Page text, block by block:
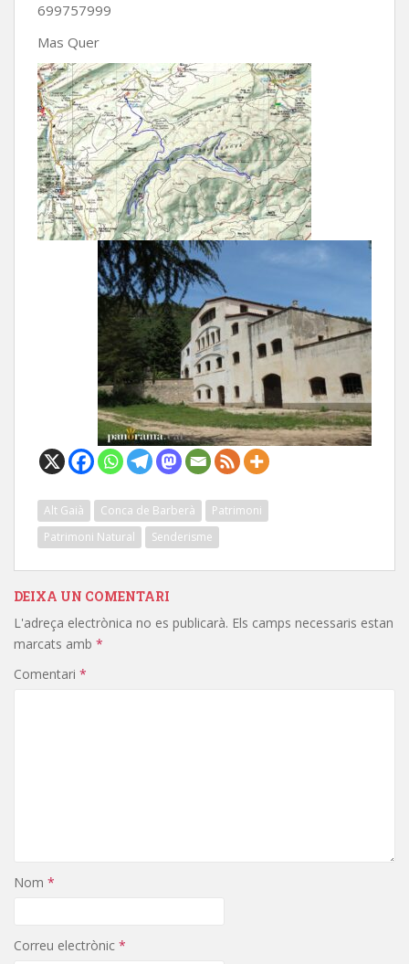
699757999
Mas Quer
Alt Gaià Conca de Barberà
Patrimoni
Patrimoni Natural
Senderisme
DEIXA UN COMENTARI
L'adreça electrònica no es publicarà. Els camps necessaris estan
marcats amb *
Comentari *
Nom *
Correu electrònic *